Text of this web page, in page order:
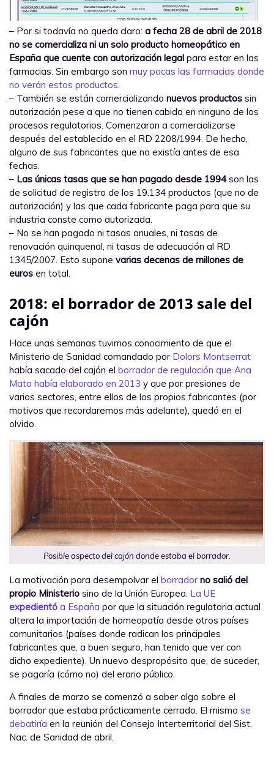
– Por si todavía no queda claro: a fecha 28 de abril de 2018
no se comercializa ni un solo producto homeopático en
España que cuente con autorización legal para estar en las
farmacias. Sin embargo son muy pocas las farmacias donde
no verán estos productos.
– También se están comercializando nuevos productos sin
autorización pese a que no tienen cabida en ninguno de los
procesos regulatorios. Comenzaron a comercializarse
después del establecido en el RD 2208/1994. De hecho,
alguno de sus fabricantes que no existía antes de esa
fechas.
– Las únicas tasas que se han pagado desde 1994son las
de solicitud de registro de los 19.134 productos (que no de
autorización) y las que cada fabricante paga para que su
industria conste como autorizada.
– No se han pagado ni tasas anuales, ni tasas de
renovación quinquenal, ni tasas de adecuación al RD
1345/2007. Esto supone varias decenas de millones de
euros en total.
2018: el borrador de 2013 sale del
cajón
Hace unas semanas tuvimos conocimiento de que el
Ministerio de Sanidad comandado por Dolors Montserrat
había sacado del cajón el borrador de regulación que Ana
Mato había elaborado en 2013 y que por presiones de
varios sectores, entre ellos de los propios fabricantes (por
motivos que recordaremos más adelante), quedó en el
olvido.
Posible aspecto del cajón donde estaba el borrador.
La motivación para desempolvar el borrador no salió del
propio Ministerio sino de la Unión Europea. La UE
expedientó a España por que la situación regulatoria actual
altera la importación de homeopatía desde otros países
comunitarios (países donde radican los principales
fabricantes que, a buen seguro, han tenido que ver con
dicho expediente). Un nuevo despropósito que, de suceder,
se pagaría (cómo no) del erario público.
A finales de marzo se comenzó a saber algo sobre el
borrador que estaba prácticamente cerrado. El mismo se
debatiría en la reunión del Consejo Interterritorial del Sist.
Nac. de Sanidad de abril.